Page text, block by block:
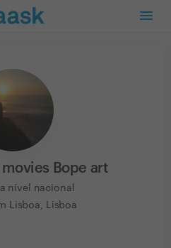
movies Bope art
nível nacional
Lisboa, Lisboa